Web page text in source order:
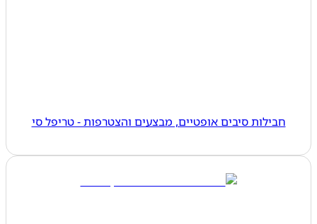
חבילות סיבים אופטיים, מבצעים והצטרפות - טריפל סי